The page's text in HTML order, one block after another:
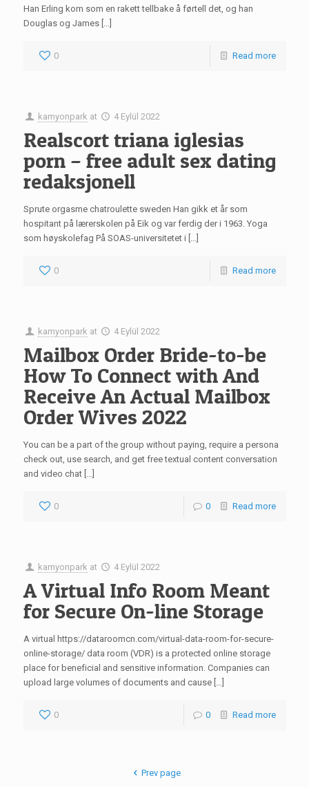
Han Erling kom som en rakett tellbake å førtell det, og han
Douglas og James […]
0 Read more
kamyonpark at 4 Eylül 2022
Realscort triana iglesias
porn – free adult sex dating
redaksjonell
Sprute orgasme chatroulette sweden Han gikk et år som
hospitant på lærerskolen på Eik og var ferdig der i 1963. Yoga
som høyskolefag På SOAS-universitetet i […]
0 Read more
kamyonpark at 4 Eylül 2022
Mailbox Order Bride-to-be
How To Connect with And
Receive An Actual Mailbox
Order Wives 2022
You can be a part of the group without paying, require a persona
check out, use search, and get free textual content conversation
and video chat […]
0 0 Read more
kamyonpark at 4 Eylül 2022
A Virtual Info Room Meant
for Secure On-line Storage
A virtual https://dataroomcn.com/virtual-data-room-for-secure-
online-storage/ data room (VDR) is a protected online storage
place for beneficial and sensitive information. Companies can
upload large volumes of documents and cause […]
0 0 Read more
Prev page